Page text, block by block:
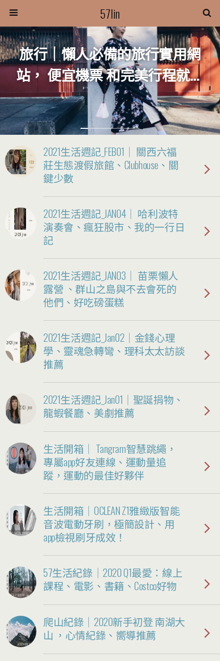
57lin
旅行｜懶人必備的旅行實用網
站， 便宜機票 和完美行程就靠
它們了！
2021生活週記_FEB01｜ 關西六福
莊生態渡假旅館、Clubhouse、關
鍵少數
2021生活週記_JAN04｜ 哈利波特
演奏會、瘋狂股市、我的一行日
記
2021生活週記_JAN03｜ 苗栗懶人
露營 、群山之島與不去會死的
他們、好吃磅蛋糕
2021生活週記_Jan02｜金錢心理
學、靈魂急轉彎、理科太太訪談
推薦
2021生活週記_Jan01｜聖誕捐物、
龍蝦餐廳、美劇推薦
生活開箱｜ Tangram智慧跳繩，
專屬app好友連線、運動量追
蹤，運動的最佳好夥伴
生活開箱｜OCLEAN Z1雅緻版智能
音波電動牙刷，極簡設計、用
app檢視刷牙成效！
57生活紀錄｜2020 Q1最愛：線上
課程、電影、書籍、Costco好物
爬山紀錄｜2020新手初登 南湖大
山 ，心情紀錄、嚮導推薦